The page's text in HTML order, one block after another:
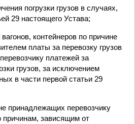
погрузки грузов в случаях,
29 настоящего Устава;
контейнеров по причине
платы за перевозку грузов
платежей за
грузов, за исключением
в части первой статьи 29
принадлежащих перевозчику
причинам, зависящим от